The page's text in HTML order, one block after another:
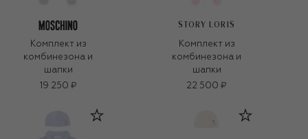
Комплект из
комбинезона и
шапки
19 250 ₽
STORY LORIS
Комплект из
комбинезона и
шапки
22 500 ₽